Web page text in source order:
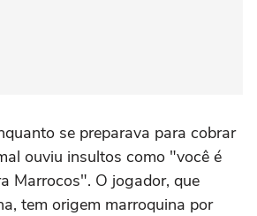
se preparava para cobrar
ouviu insultos como "você é
Marrocos". O jogador, que
tem origem marroquina por